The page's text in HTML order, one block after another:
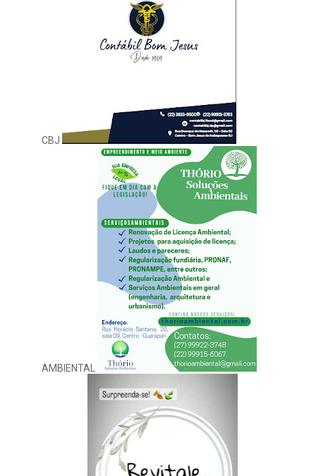
CBJ
AMBIENTAL